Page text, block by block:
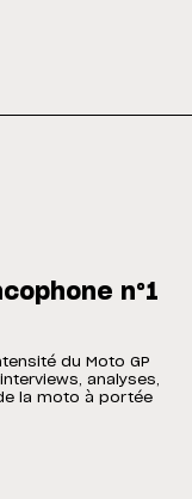
n°1
du Moto GP
analyses,
la moto à portée